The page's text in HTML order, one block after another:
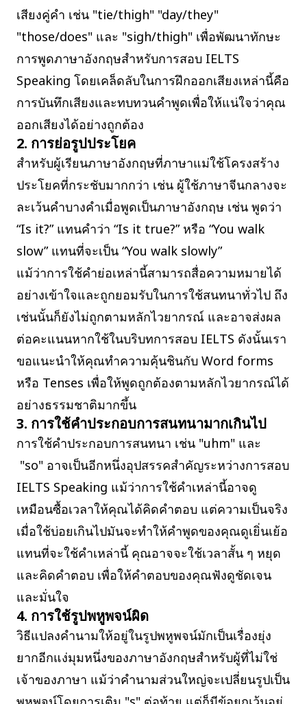
เสียงคู่คำ เช่น "tie/thigh" "day/they"
"those/does" และ "sigh/thigh" เพื่อพัฒนาทักษะ
การพูดภาษาอังกฤษสำหรับการสอบ IELTS
Speaking โดยเคล็ดลับในการฝึกออกเสียงเหล่านี้คือ
การบันทึกเสียงและทบทวนคำพูดเพื่อให้แน่ใจว่าคุณ
ออกเสียงได้อย่างถูกต้อง
2. การย่อรูปประโยค
สำหรับผู้เรียนภาษาอังกฤษที่ภาษาแม่ใช้โครงสร้าง
ประโยคที่กระชับมากกว่า เช่น ผู้ใช้ภาษาจีนกลางจะ
ละเว้นคำบางคำเมื่อพูดเป็นภาษาอังกฤษ เช่น พูดว่า
“Is it?” แทนคำว่า “Is it true?” หรือ “You walk
slow” แทนที่จะเป็น “You walk slowly”
แม้ว่าการใช้คำย่อเหล่านี้สามารถสื่อความหมายได้
อย่างเข้าใจและถูกยอมรับในการใช้สนทนาทั่วไป ถึง
เช่นนั้นก็ยังไม่ถูกตามหลักไวยากรณ์ และอาจส่งผล
ต่อคะแนนหากใช้ในบริบทการสอบ IELTS ดังนั้นเรา
ขอแนะนำให้คุณทำความคุ้นชินกับ Word forms
หรือ Tenses เพื่อให้พูดถูกต้องตามหลักไวยากรณ์ได้
อย่างธรรมชาติมากขึ้น
3. การใช้คำประกอบการสนทนามากเกินไป
การใช้คำประกอบการสนทนา เช่น "uhm" และ
"so" อาจเป็นอีกหนึ่งอุปสรรคสำคัญระหว่างการสอบ
IELTS Speaking แม้ว่าการใช้คำเหล่านี้อาจดู
เหมือนซื้อเวลาให้คุณได้คิดคำตอบ แต่ความเป็นจริง
เมื่อใช้บ่อยเกินไปมันจะทำให้คำพูดของคุณดูเยิ่นเย้อ
แทนที่จะใช้คำเหล่านี้ คุณอาจจะใช้เวลาสั้น ๆ หยุด
และคิดคำตอบ เพื่อให้คำตอบของคุณฟังดูชัดเจน
และมั่นใจ
4. การใช้รูปพหูพจน์ผิด
วิธีแปลงคำนามให้อยู่ในรูปพหูพจน์มักเป็นเรื่องยุ่ง
ยากอีกแง่มุมหนึ่งของภาษาอังกฤษสำหรับผู้ที่ไม่ใช่
เจ้าของภาษา แม้ว่าคำนามส่วนใหญ่จะเปลี่ยนรูปเป็น